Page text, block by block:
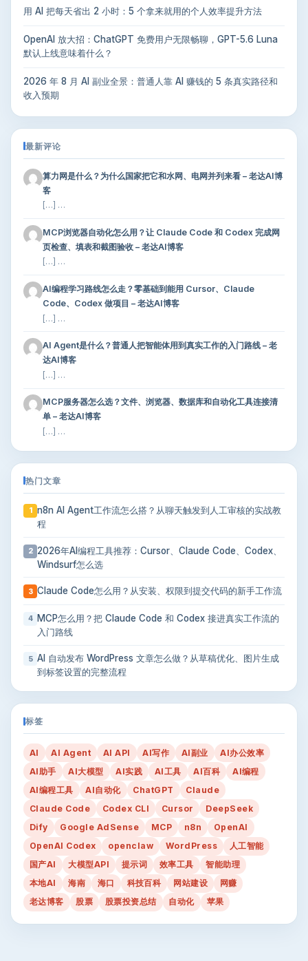
用 AI 把每天省出 2 小时：5 个拿来就用的个人效率提升方法
OpenAI 放大招：ChatGPT 免费用户无限畅聊，GPT-5.6 Luna
默认上线意味着什么？
2026 年 8 月 AI 副业全景：普通人靠 AI 赚钱的 5 条真实路径和
收入预期
最新评论
算力网是什么？为什么国家把它和水网、电网并列来看 – 老达AI博
客
[…] …
MCP浏览器自动化怎么用？让 Claude Code 和 Codex 完成网
页检查、填表和截图验收 – 老达AI博客
[…] …
AI编程学习路线怎么走？零基础到能用 Cursor、Claude
Code、Codex 做项目 – 老达AI博客
[…] …
AI Agent是什么？普通人把智能体用到真实工作的入门路线 – 老
达AI博客
[…] …
MCP服务器怎么选？文件、浏览器、数据库和自动化工具连接清
单 – 老达AI博客
[…] …
热门文章
1
n8n AI Agent工作流怎么搭？从聊天触发到人工审核的实战教
程
2 2026年AI编程工具推荐：Cursor、Claude Code、Codex、
Windsurf怎么选
3 Claude Code怎么用？从安装、权限到提交代码的新手工作流
4
MCP怎么用？把 Claude Code 和 Codex 接进真实工作流的
入门路线
5 AI 自动发布 WordPress 文章怎么做？从草稿优化、图片生成
到标签设置的完整流程
标签
AI AI Agent AI API AI写作 AI副业
AI办公效率
AI助手
AI大模型 AI实践 AI工具 AI百科
AI编程
AI编程工具
AI自动化 ChatGPT
Claude
Claude Code
Codex CLI Cursor
DeepSeek
Dify
Google AdSense MCP n8n
OpenAI
OpenAI Codex
openclaw WordPress
人工智能
国产AI
大模型API 提示词 效率工具
智能助理
本地AI
海南 海口 科技百科 网站建设
网赚
老达博客
股票 股票投资总结 自动化 苹果